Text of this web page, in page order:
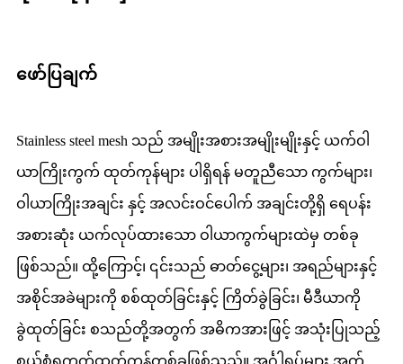
ဖော်ပြချက်
Stainless steel mesh သည် အမျိုးအစားအမျိုးမျိုးနှင့် ယက်ဝါ
ယာကြိုးကွက် ထုတ်ကုန်များ ပါရှိရန် မတူညီသော ကွက်များ၊
ဝါယာကြိုးအချင်း နှင့် အလင်းဝင်ပေါက် အချင်းတို့ရှိ ရေပန်း
အစားဆုံး ယက်လုပ်ထားသော ဝါယာကွက်များထဲမှ တစ်ခု
ဖြစ်သည်။ ထို့ကြောင့်၊ ၎င်းသည် ဓာတ်ငွေ့များ၊ အရည်များနှင့်
အစိုင်အခဲများကို စစ်ထုတ်ခြင်းနှင့် ကြိတ်ခွဲခြင်း၊ မီဒီယာကို
ခွဲထုတ်ခြင်း စသည်တို့အတွက် အဓိကအားဖြင့် အသုံးပြုသည့်
စွယ်စုံရကွက်ထုတ်ကုန်တစ်ခုဖြစ်သည်။ အင်္ဂါရပ်များ အက်